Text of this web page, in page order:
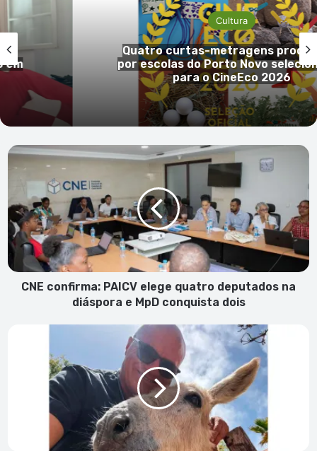
em
Cultura
Quatro curtas-metragens
por escolas do Porto Novo
para o CineEco 2026
CNE
confirma:
PAICV
elege
quatro
deputados
na
diáspora
e
MpDCNE confirma: PAICV elege quatro deputados na
diáspora e MpD conquista dois
necessidade
implementar